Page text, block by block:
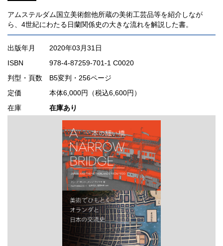
アムステルダム国立美術館他所蔵の美術工芸品等を紹介しなが
ら、4世紀にわたる日蘭関係史の大きな流れを解説した書。
出版年月
2020年03月31日
ISBN
978-4-87259-701-1 C0020
判型・頁数 B5変判・256ページ
定価
本体6,000円（税込6,600円）
在庫
在庫あり